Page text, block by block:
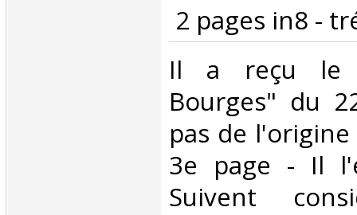
2 pages in8 -
‎Il a reçu le
Bourges" du
pas de
3e page - Il
Suivent